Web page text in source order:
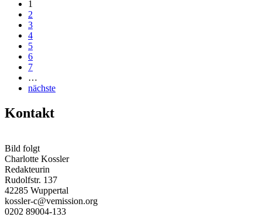
1
2
3
4
5
6
7
…
nächste
Kontakt
Bild folgt
Charlotte Kossler
Redakteurin
Rudolfstr. 137
42285 Wuppertal
kossler-c@vemission.org
0202 89004-133